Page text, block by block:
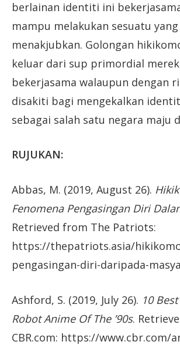
berlainan identiti ini
mampu melakukan sesuatu yang
menakjubkan. Golongan
keluar dari sup primordial
bekerjasama walaupun dengan
disakiti bagi mengekalkan
sebagai salah satu negara maju
RUJUKAN:
Abbas, M. (2019, August 26).
Fenomena Pengasingan Diri
Retrieved from The Patriots:
https://thepatriots.asia/
pengasingan-diri-daripada-
Ashford, S. (2019, July 26). 10
Robot Anime Of The ’90s.
CBR.com: https://www.cbr.com/